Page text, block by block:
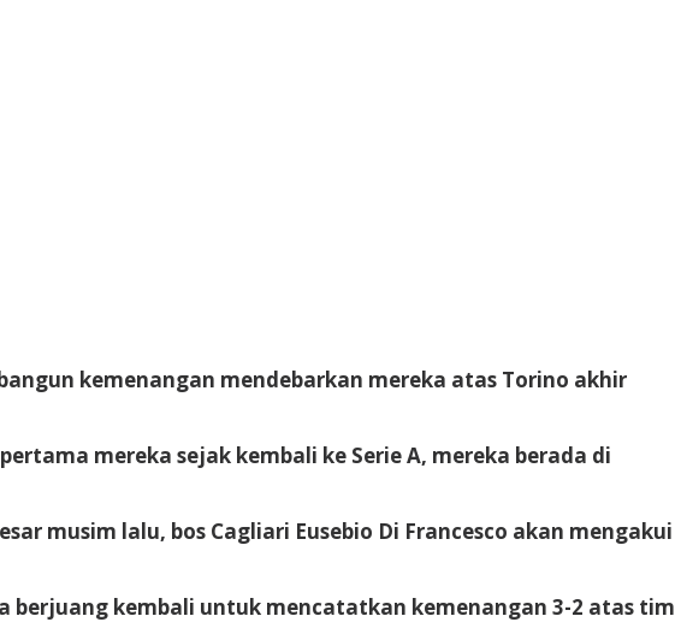
kemenangan mendebarkan mereka atas Torino akhir
mereka sejak kembali ke Serie A, mereka berada di
musim lalu, bos Cagliari Eusebio Di Francesco akan mengakui
kembali untuk mencatatkan kemenangan 3-2 atas tim